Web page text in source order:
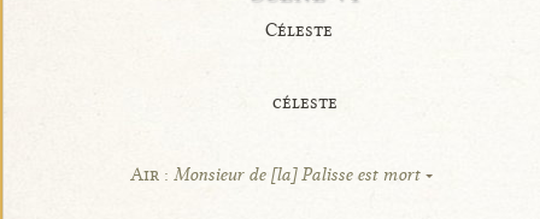
Céleste
céleste
Air :Monsieur de [la] Palisse est mort